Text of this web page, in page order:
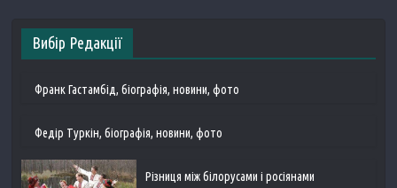
Вибір Редакції
Франк Гастамбід, біографія, новини, фото
Федір Туркін, біографія, новини, фото
Різниця між білорусами і росіянами